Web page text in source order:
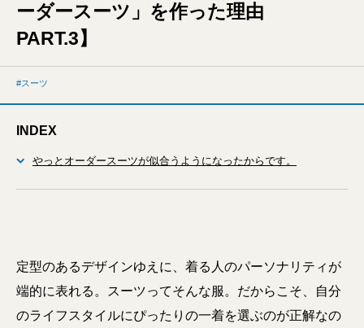
ーダースーツ」を作った理由
PART.3】
スーツ
INDEX
やっとオーダースーツが似合うようになったからです。
定型のあるデザインゆえに、着る人のパーソナリティが
端的に表れる。スーツってそんな服。だからこそ、自分
のライフスタイルにぴったりの一着を選ぶのが正解なの